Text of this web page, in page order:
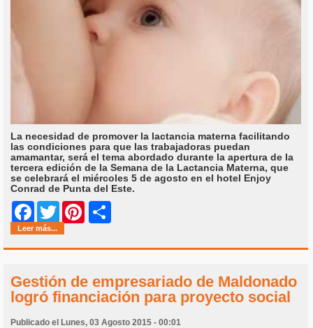
La necesidad de promover la lactancia materna facilitando
las condiciones para que las trabajadoras puedan
amamantar, será el tema abordado durante la apertura de la
tercera edición de la Semana de la Lactancia Materna, que
se celebrará el miércoles 5 de agosto en el hotel Enjoy
Conrad de Punta del Este.
Facebook
Twitter Pinterest
Leer más...
Gestión de empresariado de Maldonado
logró financiación para proyecto social
Publicado el Lunes, 03 Agosto 2015 - 00:01